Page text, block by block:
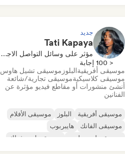
جديد
Tati Kapaya
مؤثر على وسائل التواصل الاجتماعي
< 100 إجابة
موسيقى أفريقيةالبلوز موسيقى تشيل هاوس
موسيقى كلاسيكيةموسيقى تجارية/شائعة
أنشئ منشورات أو مقاطع فيديو مؤثرة عن
الفنانين
موسيقى أفريقية البلوز
موسيقى الأفلام
موسيقى الفانك
هايبربوب
موسيقى إندي دانس
موسيقى إندي فولك